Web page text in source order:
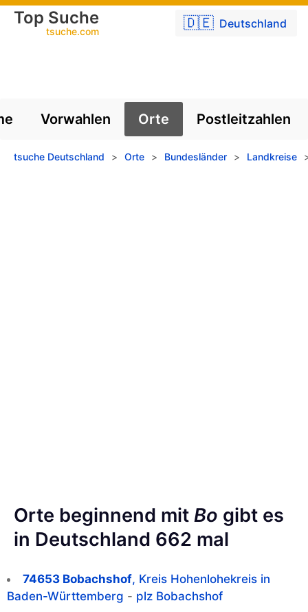
🇩🇪 Deutschland
Top Suche
tsuche.com
Vorwahlen Orte Postleitzahlen
tsuche Deutschland > Orte > Bundesländer > Landkreise
Orte beginnend mit Bo gibt es
in Deutschland 662 mal
74653 Bobachshof, Kreis Hohenlohekreis in
Baden-Württemberg - plz Bobachshof